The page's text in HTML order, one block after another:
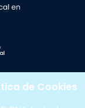
de Cookies